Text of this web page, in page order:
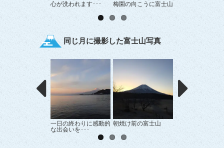
心が洗われます･･･ 梅園の向こうに富士山
傘雲で雨が降るか
も･･･
同じ月に撮影した富士山写真
一日の終わりに感動的
な出会いを･･･
朝焼け前の富士山 中伊豆からの富